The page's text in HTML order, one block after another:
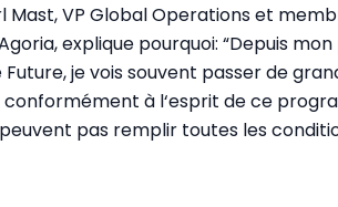
Mast, VP Global Operations et
explique pourquoi: “Depuis
je vois souvent passer de
conformément à l‘esprit de ce
pas remplir toutes les